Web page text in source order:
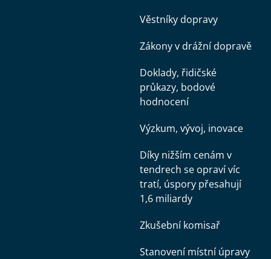
Věstníky dopravy
Zákony v drážní dopravě
Doklady, řidičské
průkazy, bodové
hodnocení
Výzkum, vývoj, inovace
Díky nižším cenám v
tendrech se opraví víc
tratí, úspory přesahují
1,6 miliardy
Zkušební komisař
Stanovení místní úpravy